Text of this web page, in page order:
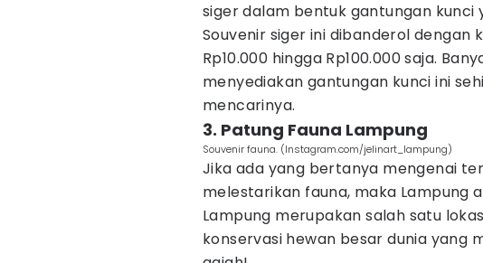
siger dalam bentuk gantungan kunci
Souvenir siger ini dibanderol dengan
Rp10.000 hingga Rp100.000 saja.
menyediakan gantungan kunci ini
mencarinya.
3. Patung Fauna Lampung
Souvenir fauna. (Instagram.com/jelinart_lampung)
Jika ada yang bertanya mengenai
melestarikan fauna, maka Lampung
Lampung merupakan salah satu
konservasi hewan besar dunia yang